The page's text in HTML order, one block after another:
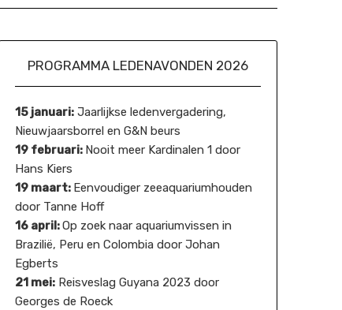
PROGRAMMA LEDENAVONDEN 2026
15 januari:Jaarlijkse ledenvergadering,
Nieuwjaarsborrel en G&N beurs
19 februari: Nooit meer Kardinalen 1 door
Hans Kiers
19 maart: Eenvoudiger zeeaquariumhouden
door Tanne Hoff
16 april:Op zoek naar aquariumvissen in
Brazilië, Peru en Colombia door Johan
Egberts
21 mei:Reisveslag Guyana 2023 door
Georges de Roeck